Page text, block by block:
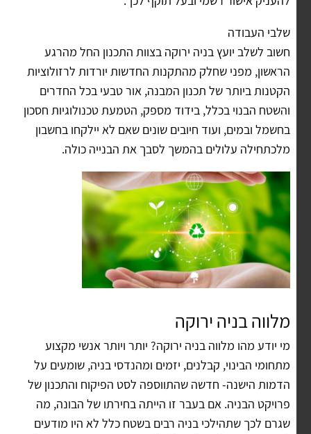
שלבי העבודה
חשוב לשלב יועץ בניה ירוקה בצוות התכנון החל מהרגע
הראשון, מפני שחלק מהתקנות החדשות יורדות לרזולוציות
הקטנות ביותר של תכנון המבנה, אור טבעי בכל החדרים
והשטח הבנוי בכלל, בידוד מספק, הטמעת טכנולוגיות חסכון
בחשמל ובמים, ועוד חיובים שונים שאם לא יילקחו בחשבון
מלכתחילה עלולים בהמשך לסבך את הבנייה כולה.
מלווה בניה ירוקה
מי יודע מהו מלווה בניה ירוקה? יותר ויותר אנשי מקצוע
מתחומי הבינוי, קבלנים, יזמים ומהנדסי בניה, שומעים על
הדמות הישנה- חדשה שהתווספה לסט הפיקוח והתכנון של
פרויקט הבניה. אם בעבר זו הייתה בחירתו של הבונה, מה
שגרם לכך שתהילכי בניה רבים בשטח כלל לא היו מודעים